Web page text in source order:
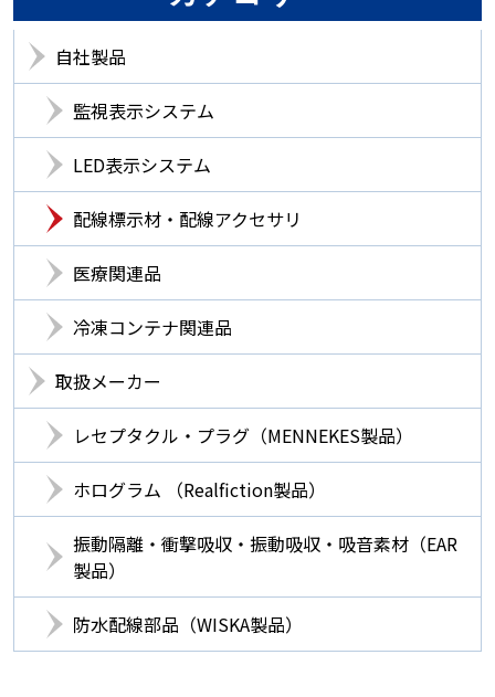
自社製品
監視表示システム
LED表示システム
配線標示材・配線アクセサリ
医療関連品
冷凍コンテナ関連品
取扱メーカー
レセプタクル・プラグ（MENNEKES製品）
ホログラム （Realfiction製品）
振動隔離・衝撃吸収・振動吸収・吸音素材（EAR
製品）
防水配線部品（WISKA製品）